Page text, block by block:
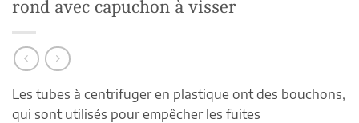
rond avec capuchon à visser
Les tubes à centrifuger en plastique ont des bouchons,
qui sont utilisés pour empêcher les fuites